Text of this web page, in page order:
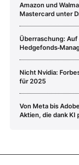
Amazon und
Mastercard unter
Überraschung:
Nicht Nvidia:
für 2025
Von Meta bis
Aktien, die dank